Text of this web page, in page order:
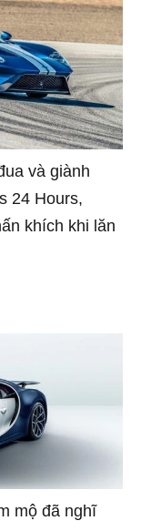
và giành
24 Hours,
khích khi lăn
mộ đã nghĩ